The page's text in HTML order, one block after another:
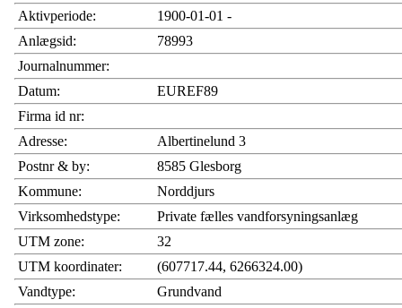
Aktivperiode:
1900-01-01 -
Anlægsid:
78993
Journalnummer:
Datum:
EUREF89
Firma id nr:
Adresse:
Albertinelund 3
Postnr & by:
8585 Glesborg
Kommune:
Norddjurs
Virksomhedstype:
Private fælles vandforsyningsanlæg
UTM zone:
32
UTM koordinater:
(607717.44, 6266324.00)
Vandtype:
Grundvand